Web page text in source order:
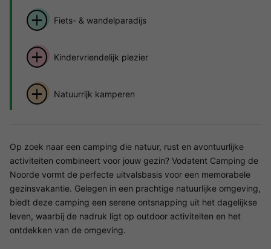
Fiets- & wandelparadijs
Kindervriendelijk plezier
Natuurrijk kamperen
Op zoek naar een camping die natuur, rust en avontuurlijke
activiteiten combineert voor jouw gezin? Vodatent Camping de
Noorde vormt de perfecte uitvalsbasis voor een memorabele
gezinsvakantie. Gelegen in een prachtige natuurlijke omgeving,
biedt deze camping een serene ontsnapping uit het dagelijkse
leven, waarbij de nadruk ligt op outdoor activiteiten en het
ontdekken van de omgeving.